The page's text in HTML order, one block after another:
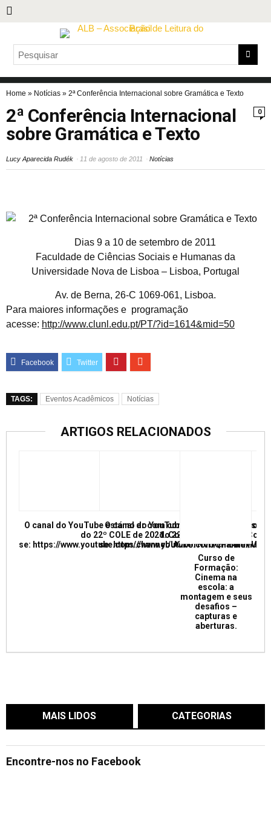
Home » Notícias » 2ª Conferência Internacional sobre Gramática e Texto
0
2ª Conferência Internacional
sobre Gramática e Texto
Lucy Aparecida Rudék 11 de agosto de 2011 Notícias
2ª Conferência Internacional sobre Gramática e Texto
Dias 9 a 10 de setembro de 2011
Faculdade de Ciências Sociais e Humanas da
Universidade Nova de Lisboa – Lisboa, Portugal
Av. de Berna, 26-C 1069-061, Lisboa.
Para maiores informações e programação
acesse: http://www.clunl.edu.pt/PT/?id=1614&mid=50
TAGS: Eventos Acadêmicos Notícias
ARTIGOS RELACIONADOS
O canal do YouTube está no ar com conferências e mesas
do 22º COLE de 2021. Confira e inscreva
se: https://www.youtube.com/channel/
O canal do YouTube está no ar com
do 22º COLE de 2021.
se: https://www.youtube.com/channel/
Curso de
Formação:
Cinema na
escola: a
montagem e seus
desafios –
capturas e
aberturas.
MAIS LIDOS CATEGORIAS
Encontre-nos no Facebook